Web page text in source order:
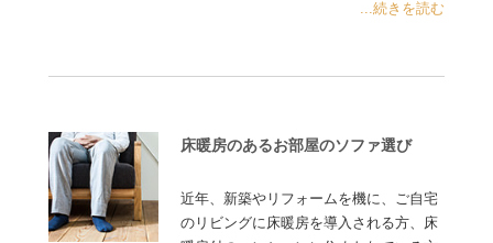
...続きを読む
床暖房のあるお部屋のソファ選び
近年、新築やリフォームを機に、ご自宅
のリビングに床暖房を導入される方、床